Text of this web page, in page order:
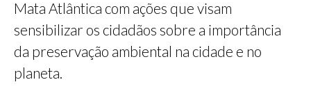
Mata Atlântica com ações que visam
sensibilizar os cidadãos sobre a importância
da preservação ambiental na cidade e no
planeta.